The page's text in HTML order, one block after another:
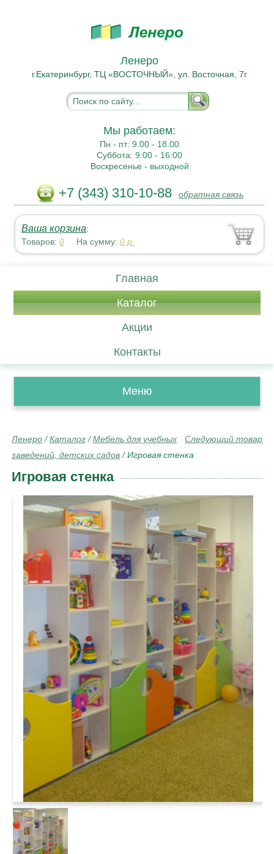
Ленеро
г.Екатеринбург, ТЦ «ВОСТОЧНЫЙ», ул. Восточная, 7г
Мы работаем:
Пн - пт:9.00 - 18.00
Суббота:9:00 - 16:00
Воскресенье - выходной
+7 (343) 310-10-88 обратная связь
Ваша корзина:
Товаров:0 На сумму:0 р.
Главная
Каталог
Акции
Контакты
Меню
Следующий товар
Ленеро /Каталог /Мебель для учебных
заведений, детских садов /Игровая стенка
Игровая стенка